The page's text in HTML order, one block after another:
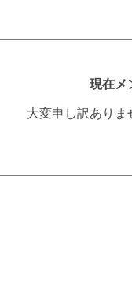
現在メ
大変申し訳あり